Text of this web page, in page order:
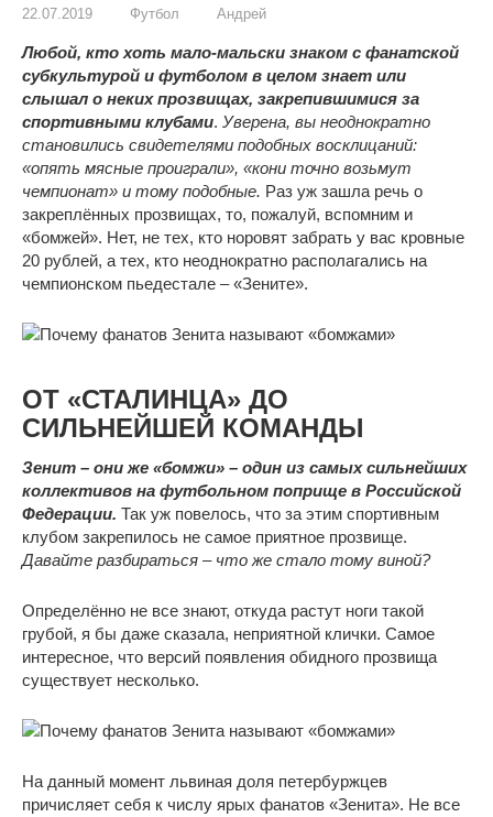
22.07.2019 Футбол Андрей
Любой, кто хоть мало-мальски знаком с фанатской
субкультурой и футболом в целом знает или
слышал о неких прозвищах, закрепившимися за
спортивными клубами. Уверена, вы неоднократно
становились свидетелями подобных восклицаний:
«опять мясные проиграли», «кони точно возьмут
чемпионат» и тому подобные. Раз уж зашла речь о
закреплённых прозвищах, то, пожалуй, вспомним и
«бомжей». Нет, не тех, кто норовят забрать у вас кровные
20 рублей, а тех, кто неоднократно располагались на
чемпионском пьедестале – «Зените».
ОТ «СТАЛИНЦА» ДО
СИЛЬНЕЙШЕЙ КОМАНДЫ
Зенит – они же «бомжи» – один из самых сильнейших
коллективов на футбольном поприще в Российской
Федерации. Так уж повелось, что за этим спортивным
клубом закрепилось не самое приятное прозвище.
Давайте разбираться – что же стало тому виной?
Определённо не все знают, откуда растут ноги такой
грубой, я бы даже сказала, неприятной клички. Самое
интересное, что версий появления обидного прозвища
существует несколько.
На данный момент львиная доля петербуржцев
причисляет себя к числу ярых фанатов «Зенита». Не все